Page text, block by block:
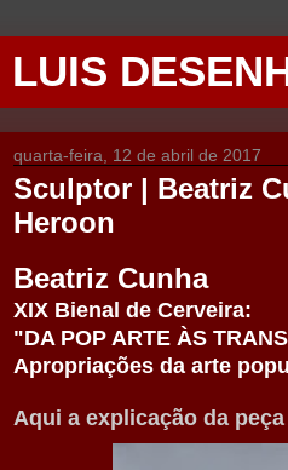
LUIS
quarta-feira, 12 de abril de 2017
Sculptor | Beatriz
Heroon
Beatriz Cunha
XIX Bienal de Cerveira:
"DA POP ARTE ÀS
Apropriações da arte
Aqui a explicação da